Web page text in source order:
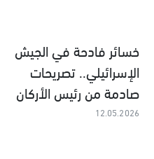
خسائر فادحة في الجيش
الإسرائيلي.. تصريحات
صادمة من رئيس الأركان
12.05.2026